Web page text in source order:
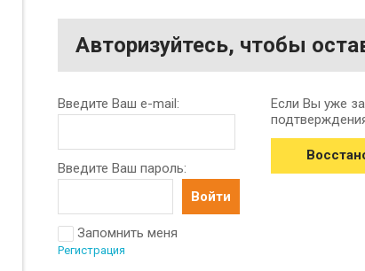
Авторизуйтесь, чтобы
Введите Ваш e-mail:
Введите Ваш пароль:
Войти
Запомнить меня
Регистрация
Если Вы уже